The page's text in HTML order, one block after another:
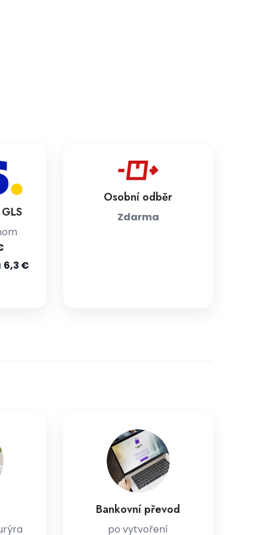
6,3 €
Osobní odběr
Zdarma
Bankovní převod
po vytvoření